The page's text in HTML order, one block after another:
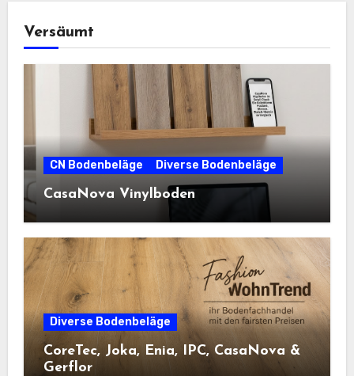
Versäumt
CN Bodenbeläge Diverse Bodenbeläge
CasaNova Vinylboden
Diverse Bodenbeläge
CoreTec, Joka, Enia, IPC, CasaNova &
Gerflor